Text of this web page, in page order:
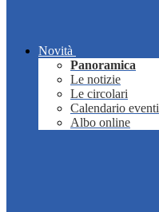
Novità
Panoramica
Le notizie
Le circolari
Calendario eventi
Albo online